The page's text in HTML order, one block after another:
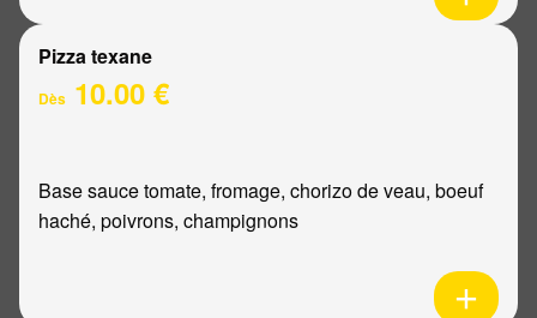
Pizza texane
Dès 10.00 €
Base sauce tomate, fromage, chorizo de veau, boeuf
haché, poivrons, champignons